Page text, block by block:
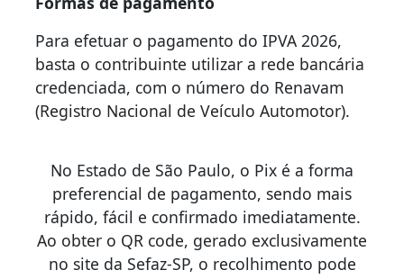
Para efetuar o pagamento do IPVA 2026,
basta o contribuinte utilizar a rede bancária
credenciada, com o número do Renavam
(Registro Nacional de Veículo Automotor).
No Estado de São Paulo, o Pix é a forma
preferencial de pagamento, sendo mais
rápido, fácil e confirmado imediatamente.
Ao obter o QR code, gerado exclusivamente
no site da Sefaz-SP, o recolhimento pode